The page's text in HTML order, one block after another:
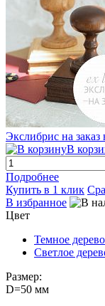
Экслибрис на заказ
В
Подробнее
Купить в 1 клик
В избранное
Цвет
Темное дерево
Светлое
Размер:
D=50 мм